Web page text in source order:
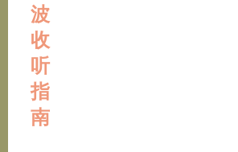
波
收
听
指
南